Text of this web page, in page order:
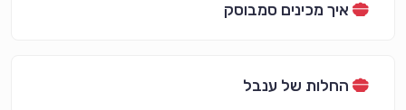
איך מכינים סמבוסק
החלות של ענבל